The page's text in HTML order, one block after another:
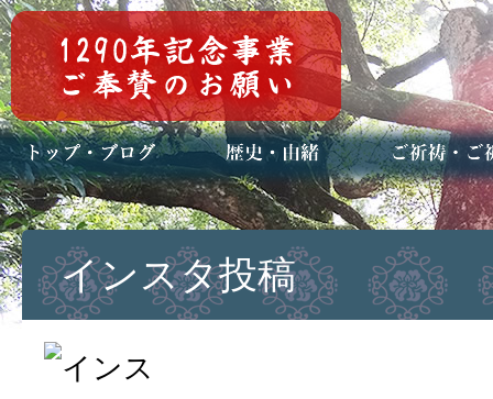
トップページ
ブログ(日々八百万)
お知らせ一覧 歴史・ご祭神
年中行事
メディア掲載 ご祈祷・ご祈
安産祈願
初宮参り
七五三詣
長寿のお祝い
神前結婚式
厄祓い・方位
車のお祓い
地鎮祭
神葬祭（神式
インスタ投稿